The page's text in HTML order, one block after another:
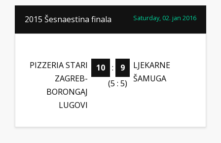
2015 Šesnaestina finala Saturday, 02. jan 2016
PIZZERIA STARI
ZAGREB-
BORONGAJ
LUGOVI
10 :
9
(5 : 5)
LJEKARNE
ŠAMUGA